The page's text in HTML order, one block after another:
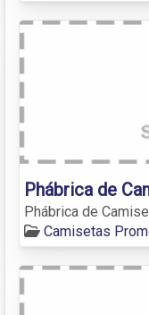
Phábrica de
Phábrica de
Camisetas